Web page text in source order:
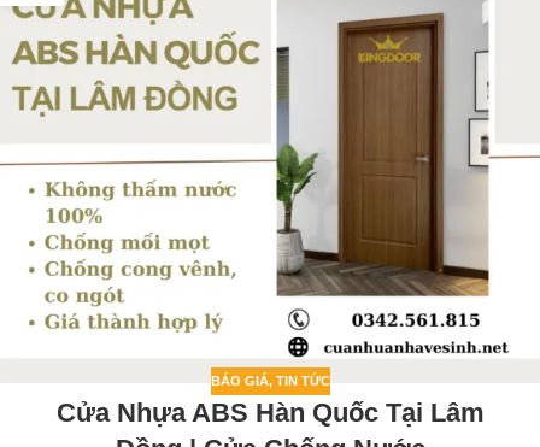
BÁO GIÁ, TIN TỨC
Cửa Nhựa ABS Hàn Quốc Tại Lâm